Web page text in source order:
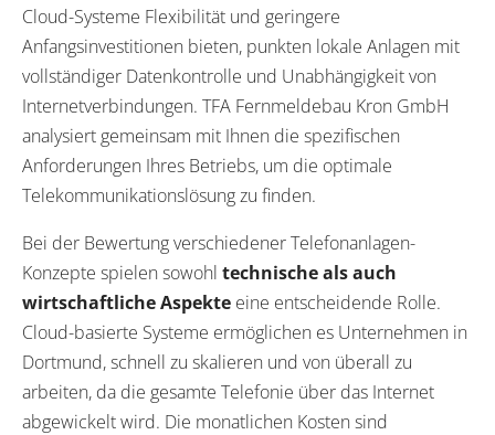
Cloud-Systeme Flexibilität und geringere
Anfangsinvestitionen bieten, punkten lokale Anlagen mit
vollständiger Datenkontrolle und Unabhängigkeit von
Internetverbindungen. TFA Fernmeldebau Kron GmbH
analysiert gemeinsam mit Ihnen die spezifischen
Anforderungen Ihres Betriebs, um die optimale
Telekommunikationslösung zu finden.
Bei der Bewertung verschiedener Telefonanlagen-
Konzepte spielen sowohl technische als auch
wirtschaftliche Aspekte eine entscheidende Rolle.
Cloud-basierte Systeme ermöglichen es Unternehmen in
Dortmund, schnell zu skalieren und von überall zu
arbeiten, da die gesamte Telefonie über das Internet
abgewickelt wird. Die monatlichen Kosten sind